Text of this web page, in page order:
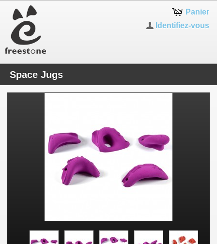
Panier
Identifiez-vous
Space Jugs